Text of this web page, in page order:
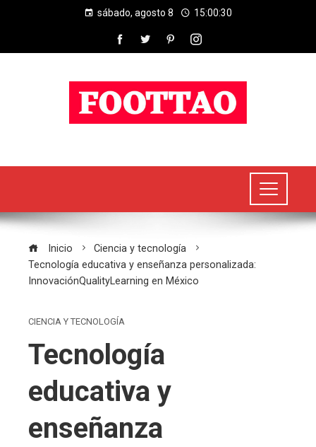
sábado, agosto 8 15:00:31
Inicio
Ciencia y tecnología
Tecnología educativa y enseñanza personalizada:
InnovaciónQualityLearning en México
CIENCIA Y TECNOLOGÍA
Tecnología
educativa y
enseñanza